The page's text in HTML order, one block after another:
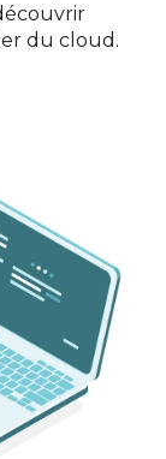
du cloud.